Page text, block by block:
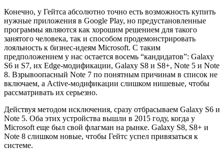
Конечно, у Гейтса абсолютно точно есть возможность купить
нужные приложения в Google Play, но предустановленные
программы являются как хорошим решением для такого
занятого человека, так и способом продемонстрировать
лояльность к бизнес-идеям Microsoft. С таким
предположением у нас остается восемь “кандидатов”: Galaxy
S6 и S7, их Edge-модификации, Galaxy S8 и S8+, Note 5 и Note
8. Взрывоопасный Note 7 по понятным причинам в список не
включаем, а Active-модификации слишком нишевые, чтобы
рассматривать их серьезно.
Действуя методом исключения, сразу отбрасываем Galaxy S6 и
Note 5. Оба этих устройства вышли в 2015 году, когда у
Microsoft еще был свой флагман на рынке. Galaxy S8, S8+ и
Note 8 слишком новые, чтобы Гейтс успел привязаться к
системе.